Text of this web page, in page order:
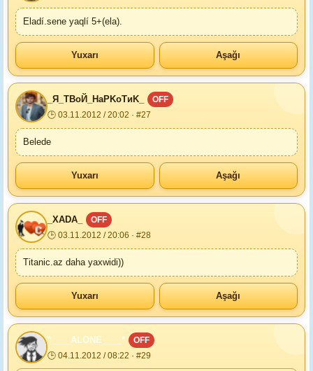
Eladí.sene yaqlí 5+(ela).
Yuxarı Aşağı
_Я_ТBoЙ_НаPKoТиK_
OFF
🕒 03.11.2012 / 20:02 · #27
Belede
Yuxarı Aşağı
_XADA_
OFF
🕒 03.11.2012 / 20:06 · #28
Titanic.az daha yaxwidi))
Yuxarı Aşağı
*____ALONE____*
OFF
🕒 04.11.2012 / 08:22 · #29